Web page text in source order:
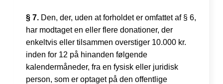
§ 7. Den, der, uden at forholdet er omfattet af § 6,
har modtaget en eller flere donationer, der
enkeltvis eller tilsammen overstiger 10.000 kr.
inden for 12 på hinanden følgende
kalendermåneder, fra en fysisk eller juridisk
person, som er optaget på den offentlige